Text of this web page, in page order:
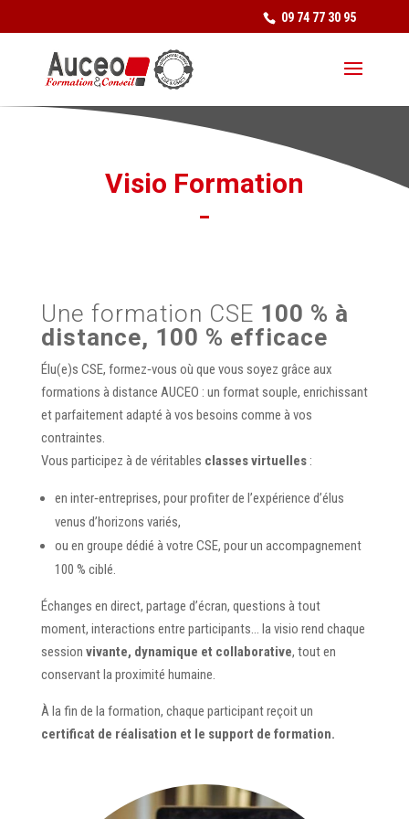
09 74 77 30 95
Visio Formation
Une formation CSE 100 % à
distance, 100 % efficace
Élu(e)s CSE, formez‑vous où que vous soyez grâce aux
formations à distance AUCEO : un format souple, enrichissant
et parfaitement adapté à vos besoins comme à vos
contraintes.
Vous participez à de véritables classes virtuelles:
en inter‑entreprises, pour profiter de l’expérience d’élus
venus d’horizons variés,
ou en groupe dédié à votre CSE, pour un accompagnement
100 % ciblé.
Échanges en direct, partage d’écran, questions à tout
moment, interactions entre participants… la visio rend chaque
session vivante, dynamique et collaborative, tout en
conservant la proximité humaine.​
À la fin de la formation, chaque participant reçoit un
certificat de réalisation et le support de formation.